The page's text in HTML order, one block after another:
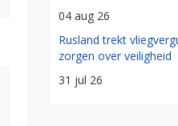
04 aug 26
Rusland trekt
zorgen over veiligheid
31 jul 26